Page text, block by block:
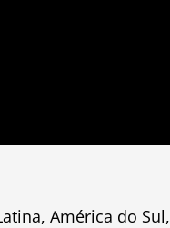
América do Sul,